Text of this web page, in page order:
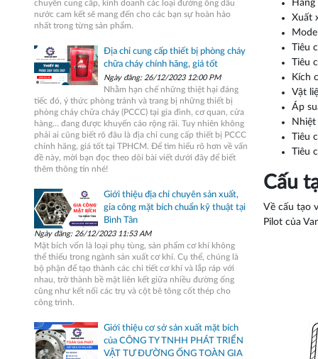
Xuất
Tiêu
Tiêu
Kích
Vật
Áp
Nhiệt
Tiêu
Tiêu
Cấu
Về cấu tạo
Pilot của
chuyên cung cấp, kinh doanh các loại đường ống dầu
nước cam kết sẽ mang đến cho các bạn sự hoàn hảo
nhất trong từng sản phẩm.
Địa chỉ cung cấp thiết bị phòng cháy
chữa cháy chính hãng, giá tốt
Ngày đăng: 26/12/2023 12:00 PM
Nhằm hạn chế những thiệt hại đáng
tiếc đó, ý thức phòng tránh và trang bị những thiết bị
phòng cháy chữa cháy (PCCC) tại gia đình, cơ quan, cửa
hàng… đang được khuyến cáo rộng rãi. Tuy nhiên không
phải ai cũng biết rõ đâu là địa chỉ cung cấp thiết bị PCCC
chính hãng, giá tốt tại TPHCM. Để tìm hiểu rõ hơn về vấn
đề này, mời bạn đọc theo dõi bài viết dưới đây để biết
thêm thông tin nhé!
Giới thiệu địa chỉ chuyên sản xuất,
gia công mặt bích chuẩn kỹ thuật tại
Bình Tân
Ngày đăng: 26/12/2023 11:53 AM
Mặt bích vốn là loại phụ tùng, sản phẩm cơ khí không
thể thiếu trong ngành sản xuất cơ khí. Cụ thể, chúng là
bộ phận để tạo thành các chi tiết cơ khí và lắp ráp với
nhau, trở thành bề mặt liên kết giữa nhiều đường ống
cũng như kết nối các trụ và cột bê tông cốt thép cho
công trình.
Giới thiệu cơ sở sản xuất mặt bích
của CÔNG TY TNHH PHÁT TRIỂN
VẬT TƯ ĐƯỜNG ỐNG TOÀN GIA